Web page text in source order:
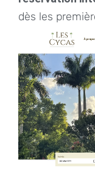
dès les